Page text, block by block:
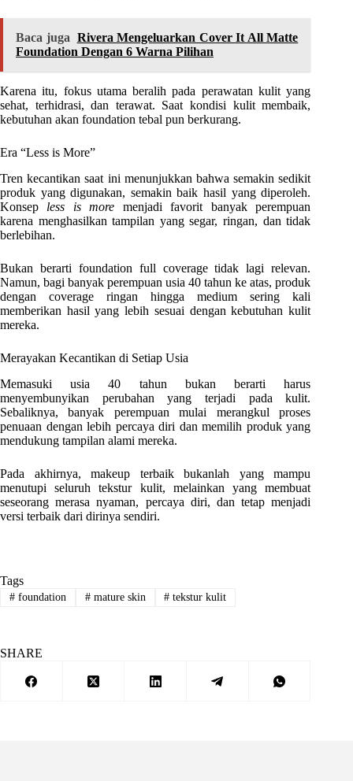
Baca juga Rivera Mengeluarkan Cover It All Matte
Foundation Dengan 6 Warna Pilihan
Karena itu, fokus utama beralih pada perawatan kulit yang
sehat, terhidrasi, dan terawat. Saat kondisi kulit membaik,
kebutuhan akan foundation tebal pun berkurang.
Era “Less is More”
Tren kecantikan saat ini menunjukkan bahwa semakin sedikit
produk yang digunakan, semakin baik hasil yang diperoleh.
Konsep less is more menjadi favorit banyak perempuan
karena menghasilkan tampilan yang segar, ringan, dan tidak
berlebihan.
Bukan berarti foundation full coverage tidak lagi relevan.
Namun, bagi banyak perempuan usia 40 tahun ke atas, produk
dengan coverage ringan hingga medium sering kali
memberikan hasil yang lebih sesuai dengan kebutuhan kulit
mereka.
Merayakan Kecantikan di Setiap Usia
Memasuki usia 40 tahun bukan berarti harus
menyembunyikan perubahan yang terjadi pada kulit.
Sebaliknya, banyak perempuan mulai merangkul proses
penuaan dengan lebih percaya diri dan memilih produk yang
mendukung tampilan alami mereka.
Pada akhirnya, makeup terbaik bukanlah yang mampu
menutupi seluruh tekstur kulit, melainkan yang membuat
seseorang merasa nyaman, percaya diri, dan tetap menjadi
versi terbaik dari dirinya sendiri.
Tags
#foundation #mature skin # tekstur kulit
SHARE